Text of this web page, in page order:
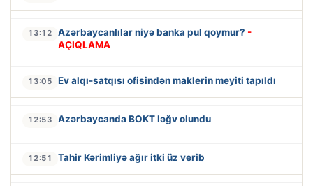
13:12 Azərbaycanlılar niyə banka pul qoymur? -
AÇIQLAMA
13:05 Ev alqı-satqısı ofisindən maklerin meyiti tapıldı
12:53 Azərbaycanda BOKT ləğv olundu
12:51 Tahir Kərimliyə ağır itki üz verib